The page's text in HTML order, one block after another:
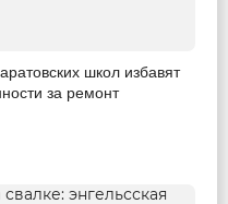
школ избавят
за ремонт